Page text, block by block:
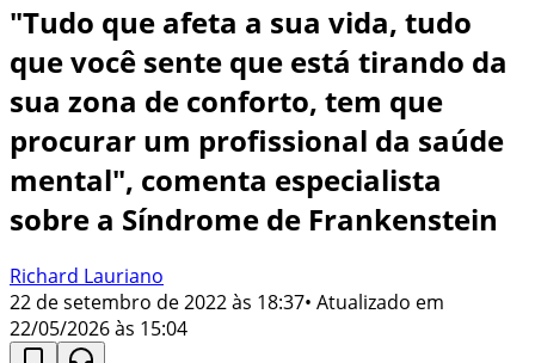
"Tudo que afeta a sua vida, tudo
que você sente que está tirando da
sua zona de conforto, tem que
procurar um profissional da saúde
mental", comenta especialista
sobre a Síndrome de Frankenstein
Richard Lauriano
22 de setembro de 2022 às 18:37• Atualizado em
22/05/2026 às 15:04